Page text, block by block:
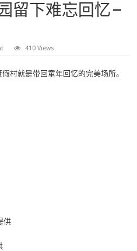
留下难忘回忆 –
410 Views
村就是带回童年回忆的完美场所。